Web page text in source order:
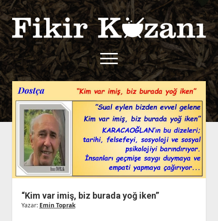
Fikir
Kazanı
menüyü
aç
twitterfacebook
rss
Hakkımızda
açılır
menüyü
aç
Kullanım Koşulları
Gizlilik Politikası
Çerez Politikası
İletişim
Kurallar
Başvuru
“Kim var imiş, biz burada yoğ iken”
Yazar: Emin Toprak